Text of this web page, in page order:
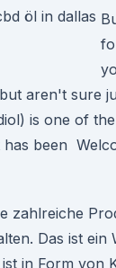
aren't sure
is one of
has been
zahlreiche
Das ist ein
in Form von